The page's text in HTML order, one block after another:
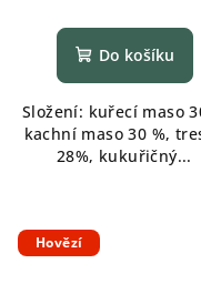
Do košíku
Složení: kuřecí maso
kachní maso 30 %,
28%, kukuřičný...
Hovězí